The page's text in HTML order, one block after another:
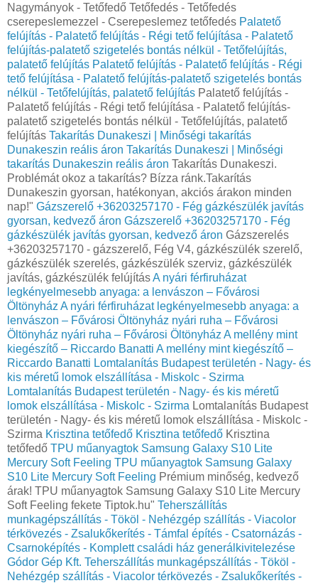
Nagymányok - Tetőfedő Tetőfedés - Tetőfedés
cserepeslemezzel - Cserepeslemez tetőfedés Palatető
felújítás - Palatető felújítás - Régi tető felújítása - Palatető
felújítás-palatető szigetelés bontás nélkül - Tetőfelújítás,
palatető felújítás Palatető felújítás - Palatető felújítás - Régi
tető felújítása - Palatető felújítás-palatető szigetelés bontás
nélkül - Tetőfelújítás, palatető felújítás Palatető felújítás -
Palatető felújítás - Régi tető felújítása - Palatető felújítás-
palatető szigetelés bontás nélkül - Tetőfelújítás, palatető
felújítás Takarítás Dunakeszi | Minőségi takarítás
Dunakeszin reális áron Takarítás Dunakeszi | Minőségi
takarítás Dunakeszin reális áron Takarítás Dunakeszi.
Problémát okoz a takarítás? Bízza ránk.Takarítás
Dunakeszin gyorsan, hatékonyan, akciós árakon minden
nap!" Gázszerelő +36203257170 - Fég gázkészülék javítás
gyorsan, kedvező áron Gázszerelő +36203257170 - Fég
gázkészülék javítás gyorsan, kedvező áron Gázszerelés
+36203257170 - gázszerelő, Fég V4, gázkészülék szerelő,
gázkészülék szerelés, gázkészülék szerviz, gázkészülék
javítás, gázkészülék felújításA nyári férfiruházat
legkényelmesebb anyaga: a lenvászon – Fővárosi
Öltönyház A nyári férfiruházat legkényelmesebb anyaga: a
lenvászon – Fővárosi Öltönyház nyári ruha – Fővárosi
Öltönyház nyári ruha – Fővárosi Öltönyház A mellény mint
kiegészítő – Riccardo Banatti A mellény mint kiegészítő –
Riccardo Banatti Lomtalanítás Budapest területén - Nagy- és
kis méretű lomok elszállítása - Miskolc - Szirma
Lomtalanítás Budapest területén - Nagy- és kis méretű
lomok elszállítása - Miskolc - Szirma Lomtalanítás Budapest
területén - Nagy- és kis méretű lomok elszállítása - Miskolc -
Szirma Krisztina tetőfedő Krisztina tetőfedő Krisztina
tetőfedő TPU műanyagtok Samsung Galaxy S10 Lite
Mercury Soft Feeling TPU műanyagtok Samsung Galaxy
S10 Lite Mercury Soft Feeling Prémium minőség, kedvező
árak! TPU műanyagtok Samsung Galaxy S10 Lite Mercury
Soft Feeling fekete Tiptok.hu" Teherszállítás
munkagépszállítás - Tököl - Nehézgép szállítás - Viacolor
térkövezés - Zsalukőkerítés - Támfal építés - Csatornázás -
Csarnoképítés - Komplett családi ház generálkivitelezése
Gódor Gép Kft. Teherszállítás munkagépszállítás - Tököl -
Nehézgép szállítás - Viacolor térkövezés - Zsalukőkerítés -